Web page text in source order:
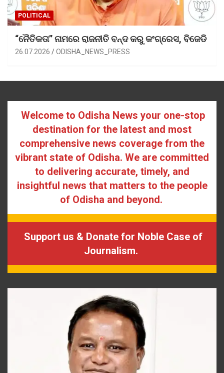
POLITICAL
“ନୈତିକତା” ନାମରେ ରାଜନୀତି ବନ୍ଦ କରୁ କଂଗ୍ରେସ, ବିଜେଡି
26.07.2026 ODISHA_NEWS_PRESS
Welcome to Odisha News your one-stop
destination for the latest and most
comprehensive news coverage from the
vibrant state of Odisha. We are committed
to delivering accurate, timely, and
insightful news that matters to the people
of Odisha and beyond.
Support us & Donate for Noble Case of
Journalism.